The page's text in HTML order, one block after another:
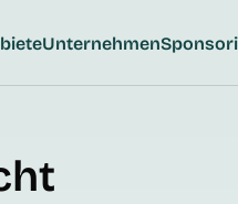
Unternehmen